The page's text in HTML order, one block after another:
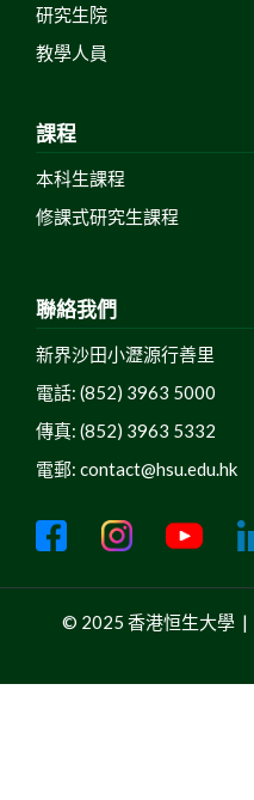
研究生院
教學人員
課程
本科生課程
修課式研究生課程
聯絡我們
新界沙田小瀝源行善里
電話: (852) 3963 5000
傳真: (852) 3963 5332
電郵: contact@hsu.edu.hk
© 2025 香港恒生大學 |